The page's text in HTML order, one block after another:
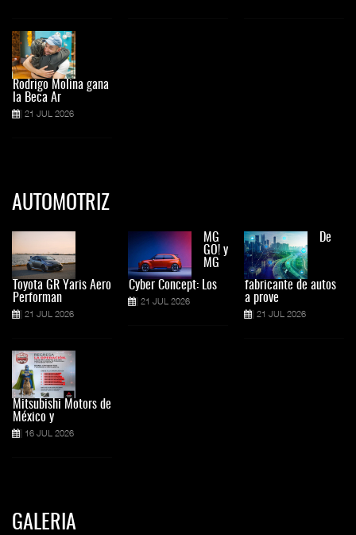
Rodrigo Molina gana
la Beca Ar
21 JUL 2026
AUTOMOTRIZ
Toyota GR Yaris Aero
Performan
21 JUL 2026
Mitsubishi Motors de
México y
16 JUL 2026
MG
GO! y
MG
Cyber Concept: Los
21 JUL 2026
De
fabricante de autos
a prove
21 JUL 2026
GALERIA